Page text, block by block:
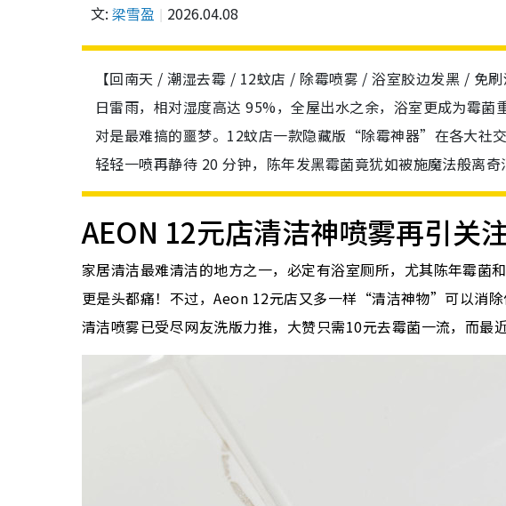
文: 梁雪盈 2026.04.08
【回南天 / 潮湿去霉 / 12蚊店 / 除霉喷雾 / 浴室胶边发黑 /
日雷雨，相对湿度高达 95%，全屋出水之余，浴室更成为霉
对是最难搞的噩梦。12蚊店一款隐藏版“除霉神器”在各大社
轻轻一喷再静待 20 分钟，陈年发黑霉菌竟犹如被施魔法般离
AEON 12元店清洁神喷雾再引关
家居清洁最难清洁的地方之一，必定有浴室厕所，尤其陈年霉菌
更是头都痛！不过，Aeon 12元店又多一样“清洁神物”可以消
清洁喷雾已受尽网友洗版力推，大赞只需10元去霉菌一流，而